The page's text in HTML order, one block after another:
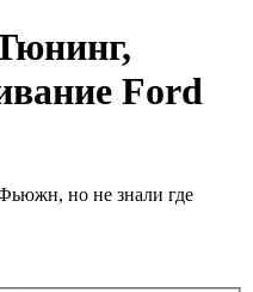
Ford
но не знали где